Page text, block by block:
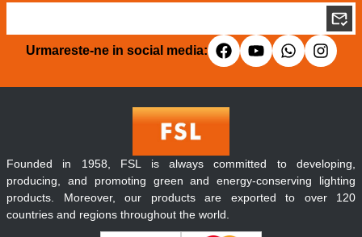
Urmareste-ne in social media:
Founded in 1958, FSL is always committed to developing,
producing, and promoting green and energy-conserving lighting
products. Moreover, our products are exported to over 120
countries and regions throughout the world.